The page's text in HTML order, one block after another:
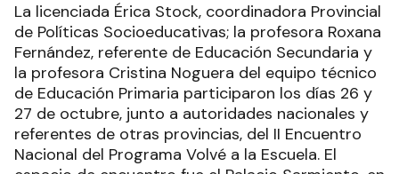
La licenciada Érica Stock, coordinadora Provincial
de Políticas Socioeducativas; la profesora Roxana
Fernández, referente de Educación Secundaria y
la profesora Cristina Noguera del equipo técnico
de Educación Primaria participaron los días 26 y
27 de octubre, junto a autoridades nacionales y
referentes de otras provincias, del II Encuentro
Nacional del Programa Volvé a la Escuela. El